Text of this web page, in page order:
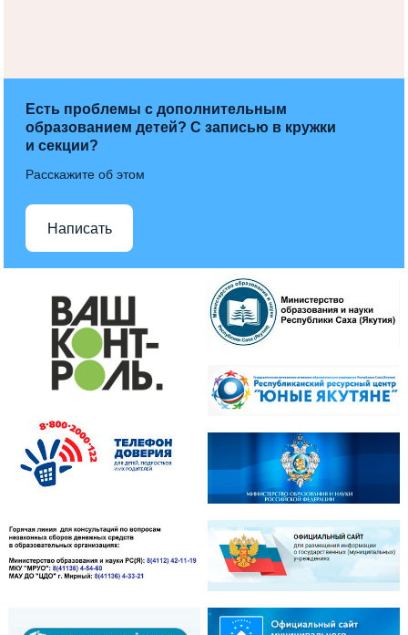
Есть проблемы с дополнительным
образованием детей? С записью в кружки
и секции?
Расскажите об этом
Написать